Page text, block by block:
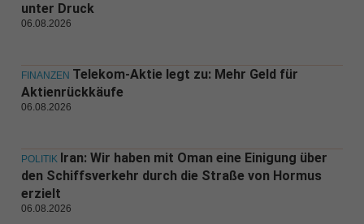
unter Druck
06.08.2026
FINANZEN Telekom-Aktie legt zu: Mehr Geld für
Aktienrückkäufe
06.08.2026
POLITIK Iran: Wir haben mit Oman eine Einigung über
den Schiffsverkehr durch die Straße von Hormus
erzielt
06.08.2026